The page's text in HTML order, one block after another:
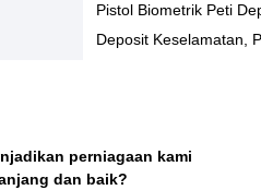
Pistol Biometrik Peti
Deposit Keselamatan,
perniagaan kami
dan baik?